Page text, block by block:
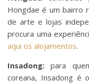
Hongdae é um bairro
de arte e lojas
procura uma
aqui os alojamentos.
Insadong: para
coreana, Insadong é